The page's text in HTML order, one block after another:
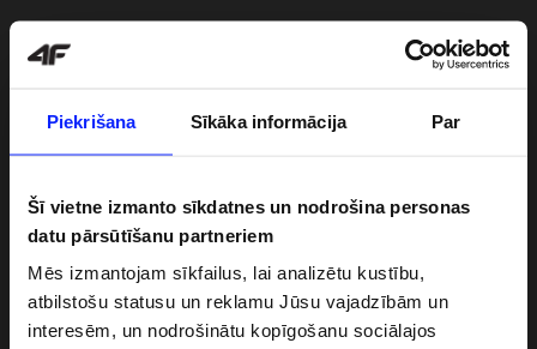
Piekrišana Sīkāka informācija Par
Šī vietne izmanto sīkdatnes un nodrošina personas
datu pārsūtīšanu partneriem
Mēs izmantojam sīkfailus, lai analizētu kustību,
atbilstošu statusu un reklamu Jūsu vajadzībām un
interesēm, un nodrošinātu kopīgošanu sociālajos